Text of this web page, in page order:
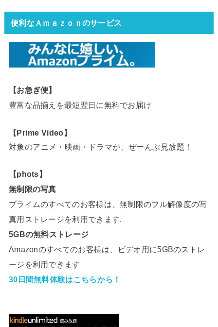
便利なＡｍａｚｏｎのサービス
【お急ぎ便】
豊富な品揃えを最短翌日に無料でお届け
【Prime Video】
対象のアニメ・映画・ドラマが、ぜーんぶ見放題！
【phots】
無制限の写真
プライムのすべてのお客様は、無制限のフル解像度の写
真用ストレージを利用できます.
5GBの無料ストレージ
Amazonのすべてのお客様は、ビデオ用に5GBのストレ
ージを利用できます
30日間無料体験はこちらから！